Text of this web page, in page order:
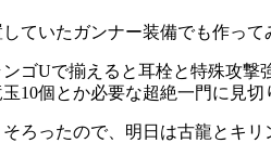
ていたガンナー装備でも作って
ゴUで揃えると耳栓と特殊攻
10個とか必要な超絶一門に見
そろったので、明日は古龍とキ